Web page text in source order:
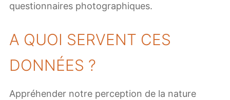
questionnaires photographiques.
A QUOI SERVENT CES
DONNÉES ?
Appréhender notre perception de la nature